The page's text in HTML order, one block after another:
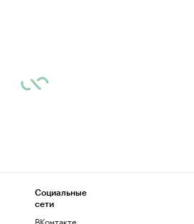
Социальные
сети
ВКонтакте